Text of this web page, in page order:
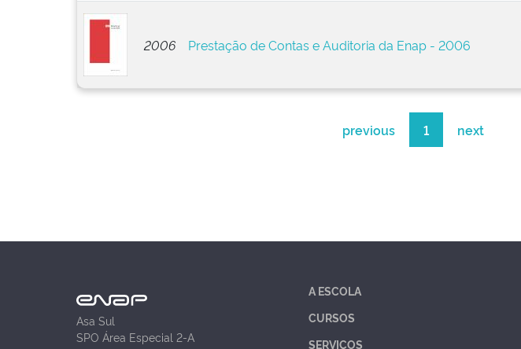
2006 Prestação de Contas e Auditoria da Enap - 2006
previous 1 next
Asa Sul
SPO Área Especial 2-A
A ESCOLA
CURSOS
SERVIÇOS